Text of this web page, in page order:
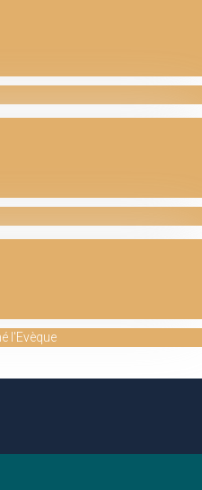
l'Evèque